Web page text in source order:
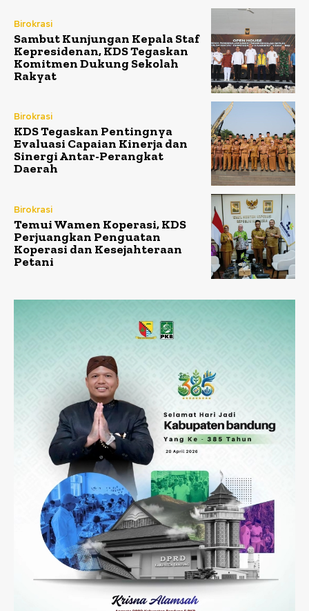
Birokrasi
Sambut Kunjungan Kepala Staf
Kepresidenan, KDS Tegaskan
Komitmen Dukung Sekolah
Rakyat
Birokrasi
KDS Tegaskan Pentingnya
Evaluasi Capaian Kinerja dan
Sinergi Antar-Perangkat
Daerah
Birokrasi
Temui Wamen Koperasi, KDS
Perjuangkan Penguatan
Koperasi dan Kesejahteraan
Petani